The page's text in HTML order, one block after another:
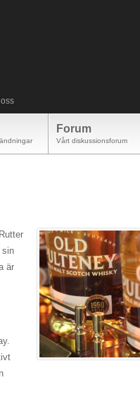
Forum
Vårt diskussionsforum
sin
är